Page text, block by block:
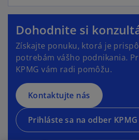
Dohodnite si
Získajte ponuku, ktorá je
potrebám vášho podnikania.
KPMG vám radi pomôžu.
Kontaktujte nás
o
p
e
n
s
i
n
a
n
e
w
Prihláste sa na odber
o
p
e
n
i
n
a
n